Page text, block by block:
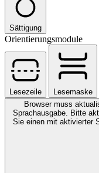
Sättigung
Orientierungsmodule
Lesezeile
Lesemaske
Browser muss
Sprachausgabe. Bitte
Sie einen mit aktivierter